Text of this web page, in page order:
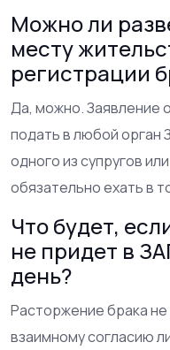
Можно ли
месту
регистрации
Да, можно. Заявление
подать в любой орган
одного из супругов
обязательно ехать в
Что будет,
не придет в
день?
Расторжение брака
взаимному согласию